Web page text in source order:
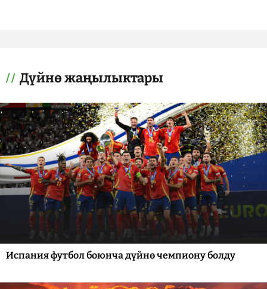
Дүйнө жаңылыктары
Испания футбол боюнча дүйнө чемпиону болду